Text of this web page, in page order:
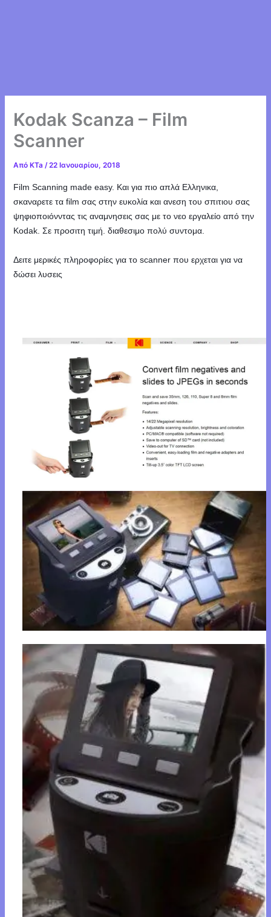
Kodak Scanza – Film
Scanner
Από KTa/22 Ιανουαρίου, 2018
Film Scanning made easy. Και για πιο απλά Ελληνικα,
σκαναρετε τα film σας στην ευκολία και ανεση του σπιτιου σας
ψηφιοποιόνντας τις αναμνησεις σας με το νεο εργαλείο από την
Kodak. Σε προσιτη τιμή. διαθεσιμο πολύ συντομα.
Δειτε μερικές πληροφορίες για το scanner που ερχεται για να
δώσει λυσεις